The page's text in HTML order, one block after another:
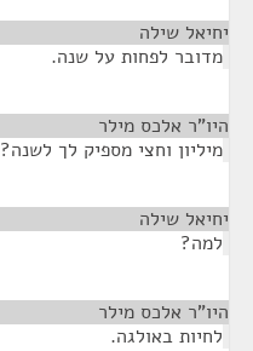
יחיאל שילה
מדובר לפחות על שנה.
היו"ר אלכס מילר
מיליון וחצי מספיק לך לשנה?
יחיאל שילה
למה?
היו"ר אלכס מילר
לחיות באולגה.